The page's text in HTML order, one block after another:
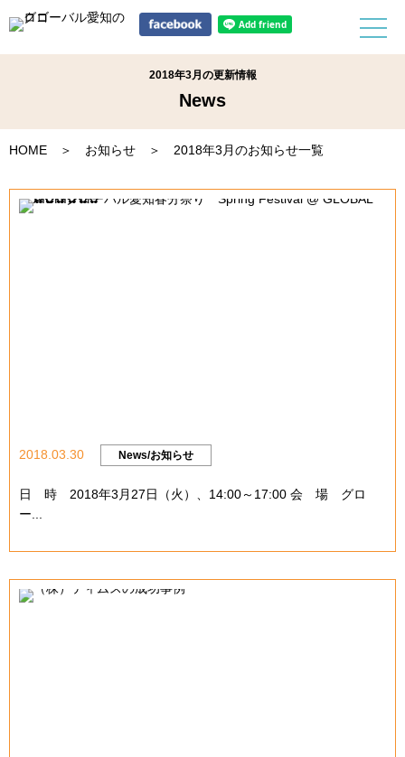
2018年3月の更新情報
News
HOME ＞ お知らせ ＞ 2018年3月のお知らせ一覧
2018.03.30 News/お知らせ
日 時 2018年3月27日（火）、14:00～17:00 会 場 グロ
ー...